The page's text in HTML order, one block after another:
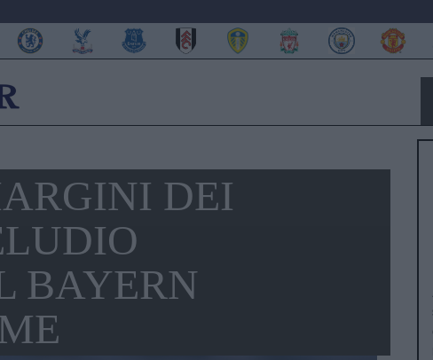
DEI
BAYERN